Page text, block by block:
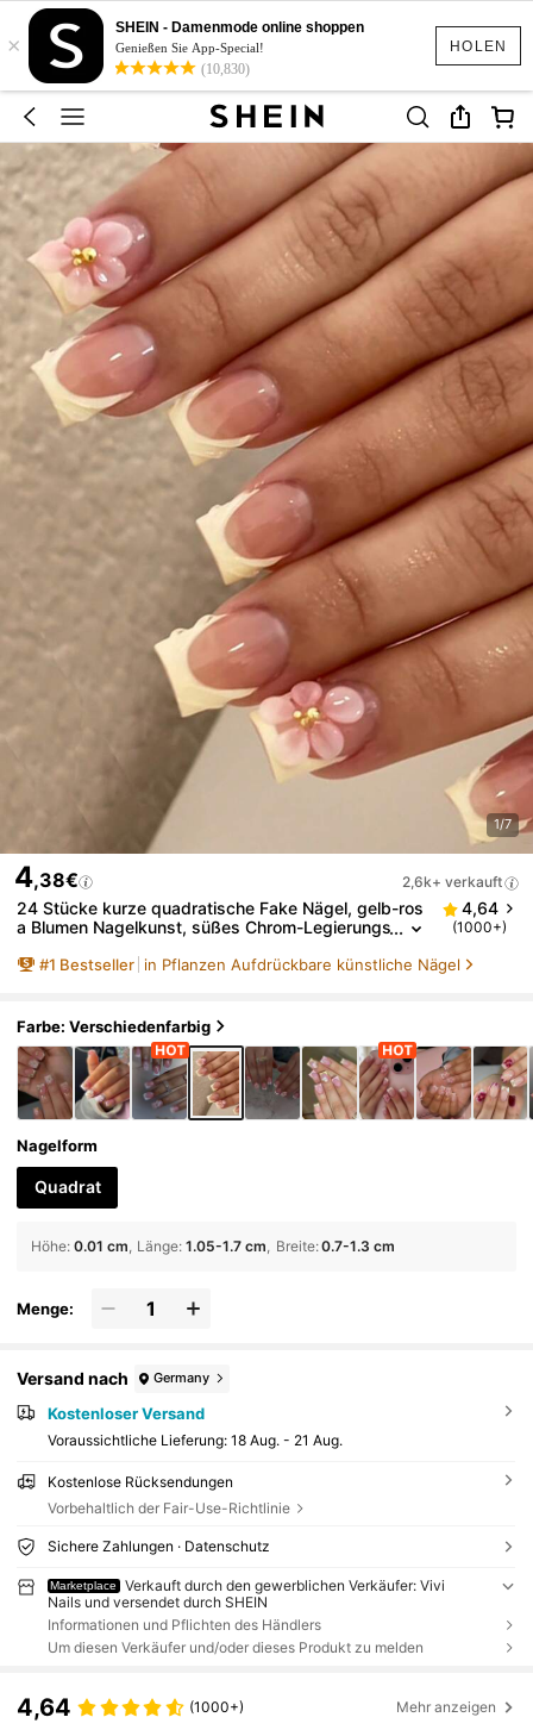
HOLEN
×
SHEIN - Damenmode online shoppen
Genießen Sie App-Special!
(10,830)
1/7
4,38€ 2,6k+ verkauft
24 Stücke kurze quadratische Fake Nägel, gelb-ros
a Blumen Nagelkunst, süßes Chrom-Legierungs
l und Nagelfeile), geeignet für den täglichen Gebrau
4,64
(1000+)
#1 Bestseller in Pflanzen Aufdrückbare künstliche Nägel
Farbe: Verschiedenfarbig
Nagelform
Quadrat
Höhe: 0.01 cm Länge: 1.05-1.7 cm Breite:0.7-1.3 cm
Menge:
Versand nach Germany
Kostenloser Versand
Voraussichtliche Lieferung: 18 Aug. - 21 Aug.
Kostenlose Rücksendungen
Vorbehaltlich der Fair-Use-Richtlinie
Sichere Zahlungen · Datenschutz
Marketplace
Verkauft durch den gewerblichen Verkäufer: Vivi
Nails und versendet durch SHEIN
Informationen und Pflichten des Händlers
Um diesen Verkäufer und/oder dieses Produkt zu melden
4,64 (1000+) Mehr anzeigen